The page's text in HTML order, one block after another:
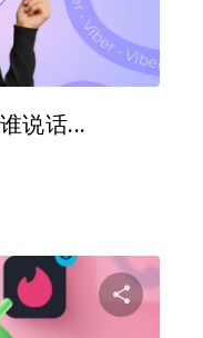
说话...